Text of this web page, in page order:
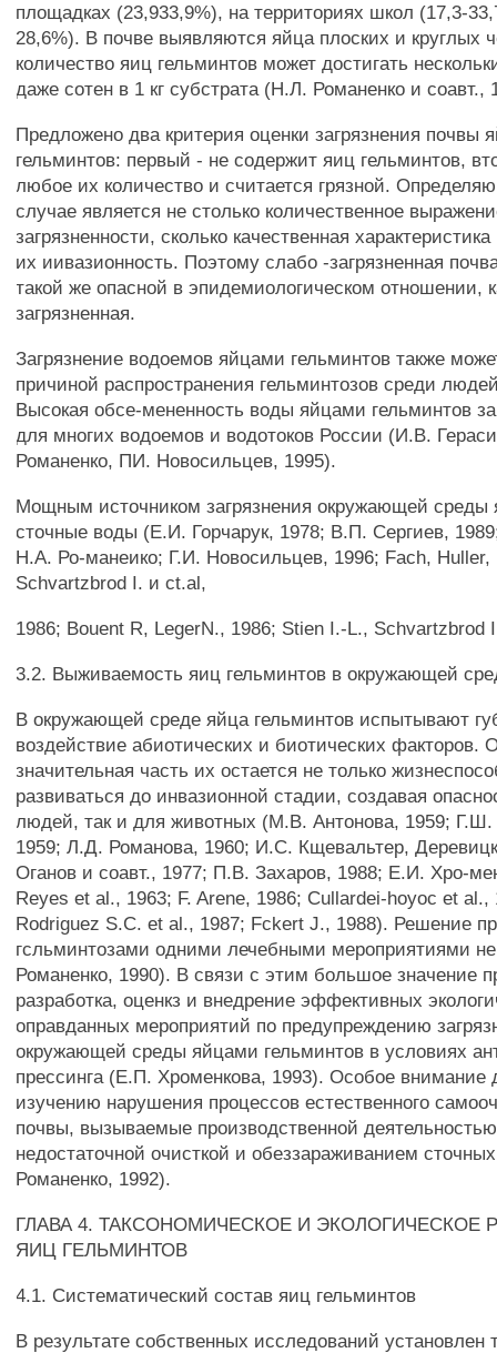
площадках (23,933,9%), на территориях школ (17,3-
28,6%). В почве выявляются яйца плоских и круглых
количество яиц гельминтов может достигать
даже сотен в 1 кг субстрата (Н.Л. Романенко и соавт.,
Предложено два критерия оценки загрязнения почвы
гельминтов: первый - не содержит яиц гельминтов,
любое их количество и считается грязной.
случае является не столько количественное
загрязненности, сколько качественная
их иивазионность. Поэтому слабо -загрязненная
такой же опасной в эпидемиологическом отношении,
загрязненная.
Загрязнение водоемов яйцами гельминтов также
причиной распространения гельминтозов среди
Высокая обсе-мененность воды яйцами гельминтов
для многих водоемов и водотоков России (И.В.
Романенко, ПИ. Новосильцев, 1995).
Мощным источником загрязнения окружающей среды
сточные воды (Е.И. Горчарук, 1978; В.П. Сергиев,
Н.А. Ро-манеико; Г.И. Новосильцев, 1996; Fach, Huller,
Schvartzbrod I. и ct.al,
1986; Bouent R, LegerN., 1986; Stien I.-L., Schvartzbrod
3.2. Выживаемость яиц гельминтов в окружающей
В окружающей среде яйца гельминтов испытывают
воздействие абиотических и биотических факторов.
значительная часть их остается не только
развиваться до инвазионной стадии, создавая
людей, так и для животных (М.В. Антонова, 1959; Г.Ш.
1959; Л.Д. Романова, 1960; И.С. Кщевальтер,
Оганов и соавт., 1977; П.В. Захаров, 1988; Е.И. Хро-
Reyes et al., 1963; F. Arene, 1986; Cullardei-hoyoc et al.,
Rodriguez S.C. et al., 1987; Fckert J., 1988). Решение
гсльминтозами одними лечебными мероприятиями
Романенко, 1990). В связи с этим большое значение
разработка, оценкз и внедрение эффективных
оправданных мероприятий по предупреждению
окружающей среды яйцами гельминтов в условиях
прессинга (Е.П. Хроменкова, 1993). Особое внимание
изучению нарушения процессов естественного
почвы, вызываемые производственной
недостаточной очисткой и обеззараживанием
Романенко, 1992).
ГЛАВА 4. ТАКСОНОМИЧЕСКОЕ И ЭКОЛОГИЧЕСКОЕ
ЯИЦ ГЕЛЬМИНТОВ
4.1. Систематический состав яиц гельминтов
В результате собственных исследований установлен